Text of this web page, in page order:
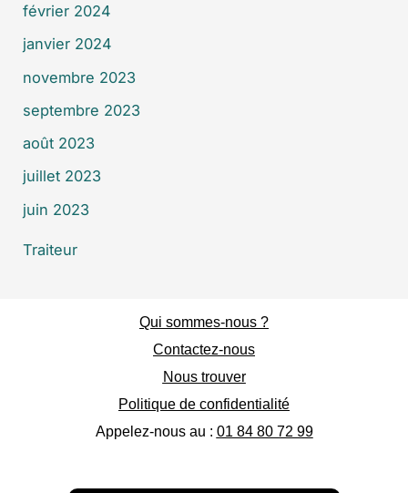
février 2024
janvier 2024
novembre 2023
septembre 2023
août 2023
juillet 2023
juin 2023
Traiteur
Qui sommes-nous ?
Contactez-nous
Nous trouver
Politique de confidentialité
Appelez-nous au : 01 84 80 72 99